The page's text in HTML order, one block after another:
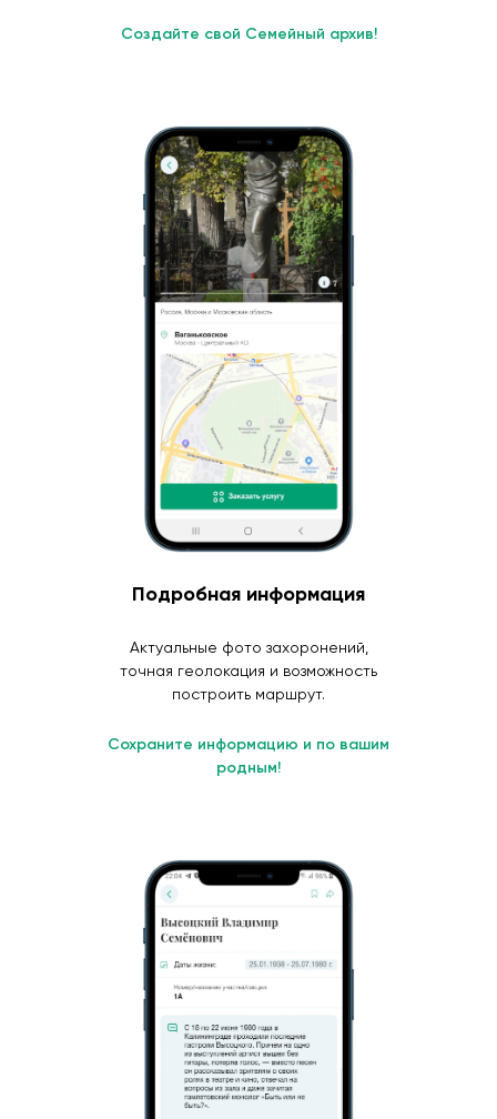
Создайте свой Семейный архив!
Подробная информация
Актуальные фото захоронений,
точная геолокация и возможность
построить маршрут.
Сохраните информацию и по вашим
родным!